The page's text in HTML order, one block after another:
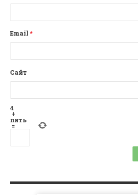
Email *
Сайт
4
+
пять
=